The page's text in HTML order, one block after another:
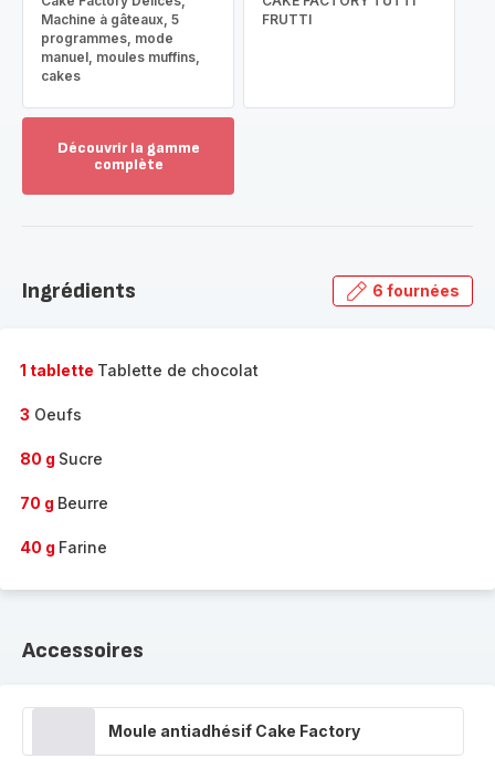
Machine à gâteaux, 5
programmes, mode
manuel, moules muffins,
cakes
FRUTTI
Découvrir la gamme
complète
gamme
Ingrédients 6 fournées
1 tablette Tablette de chocolat
3 Oeufs
80 g Sucre
70 g Beurre
40 g Farine
Accessoires
Moule antiadhésif Cake Factory